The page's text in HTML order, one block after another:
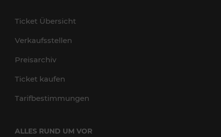
Ticket Übersicht
Verkaufsstellen
Preisarchiv
Ticket kaufen
Tarifbestimmungen
ALLES RUND UM VOR